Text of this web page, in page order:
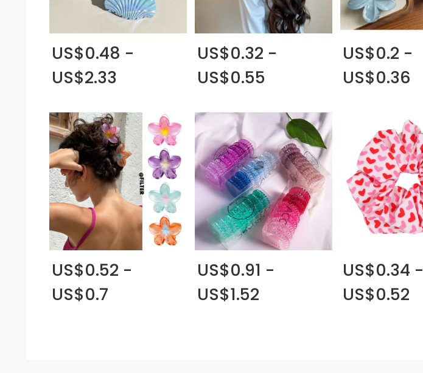
US$0.2 -
US$0.36
US$0.32 -
US$0.55
US$0.48 -
US$2.33
US$0.34 -
US$0.52
US$0.91 -
US$1.52
US$0.52 -
US$0.7